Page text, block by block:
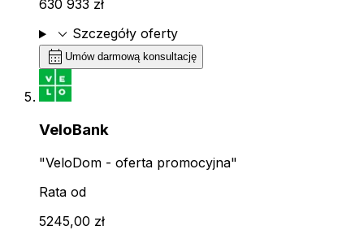
630 933 zł
expand_more Szczegóły oferty
calendar_month Umów darmową konsultację
VeloBank
"VeloDom - oferta promocyjna"
Rata od
5245,00 zł